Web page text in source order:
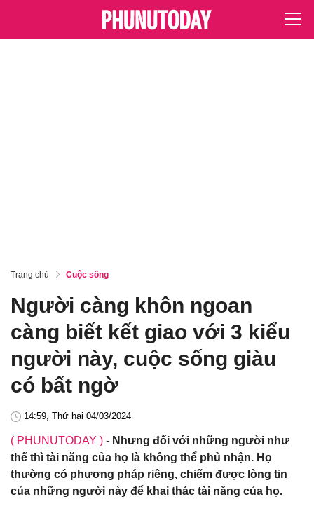
Trang chủ Cuộc sống
Người càng khôn ngoan
càng biết kết giao với 3 kiểu
người này, cuộc sống giàu
có bất ngờ
14:59, Thứ hai 04/03/2024
( PHUNUTODAY ) - Nhưng đối với những người như
thế thì tài năng của họ là không thể phủ nhận. Họ
thường có phương pháp riêng, chiếm được lòng tin
của những người này để khai thác tài năng của họ.